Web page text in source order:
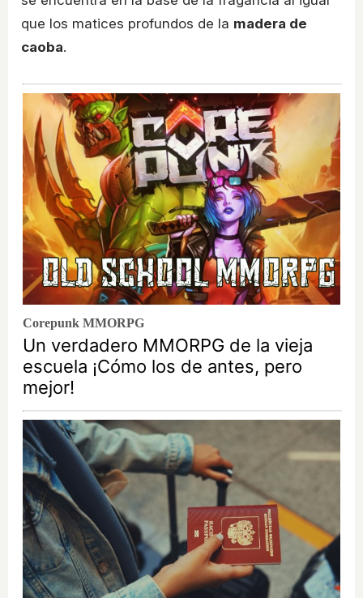
que los matices profundos de la madera de
caoba.
Corepunk MMORPG
Un verdadero MMORPG de la vieja
escuela ¡Cómo los de antes, pero
mejor!